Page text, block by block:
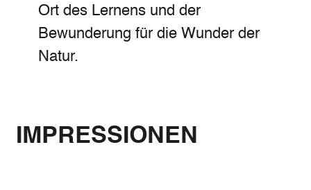
Ort des Lernens und der
Bewunderung für die Wunder der
Natur.
IMPRESSIONEN